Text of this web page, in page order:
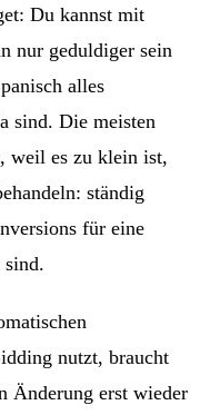
Du kannst mit
nur geduldiger sein
alles
sind. Die meisten
weil es zu klein ist,
ständig
für eine
sind.
nutzt, braucht
Änderung erst wieder